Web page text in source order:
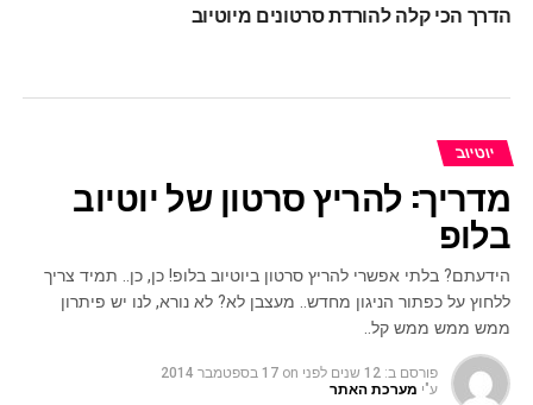
הדרך הכי קלה להורדת סרטונים מיוטיוב
יוטיוב
מדריך: להריץ סרטון של יוטיוב
בלופ
הידעתם? בלתי אפשרי להריץ סרטון ביוטיוב בלופ! כן, כן.. תמיד צריך
ללחוץ על כפתור הניגון מחדש.. מעצבן לא? לא נורא, לנו יש פיתרון
ממש ממש ממש קל..
פורסם ב: 12 שנים לפני on 17 בספטמבר 2014
ע"י מערכת האתר